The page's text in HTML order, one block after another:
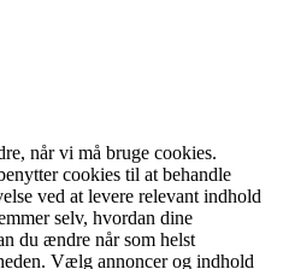
når vi må bruge cookies.
cookies til at behandle
ved at levere relevant indhold
selv, hvordan dine
du ændre når som helst
Vælg annoncer og indhold